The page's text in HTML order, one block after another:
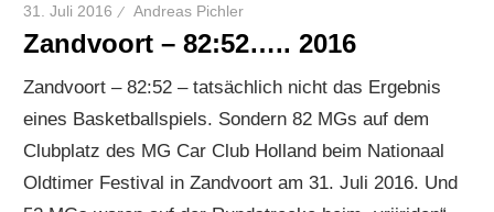
31. Juli 2016 Andreas Pichler
Zandvoort – 82:52….. 2016
Zandvoort – 82:52 – tatsächlich nicht das Ergebnis
eines Basketballspiels. Sondern 82 MGs auf dem
Clubplatz des MG Car Club Holland beim Nationaal
Oldtimer Festival in Zandvoort am 31. Juli 2016. Und